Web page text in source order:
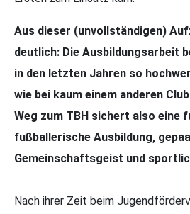
Aus dieser (unvollständigen)
deutlich: Die Ausbildungsarbeit
in den letzten Jahren so
wie bei kaum einem anderen
Weg zum TBH sichert also eine
fußballerische Ausbildung,
Gemeinschaftsgeist und
Nach ihrer Zeit beim